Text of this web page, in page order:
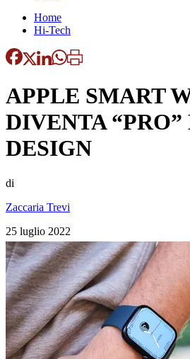
Home
Hi-Tech
APPLE SMART
DIVENTA
DESIGN
di
Zaccaria Trevi
25 luglio 2022